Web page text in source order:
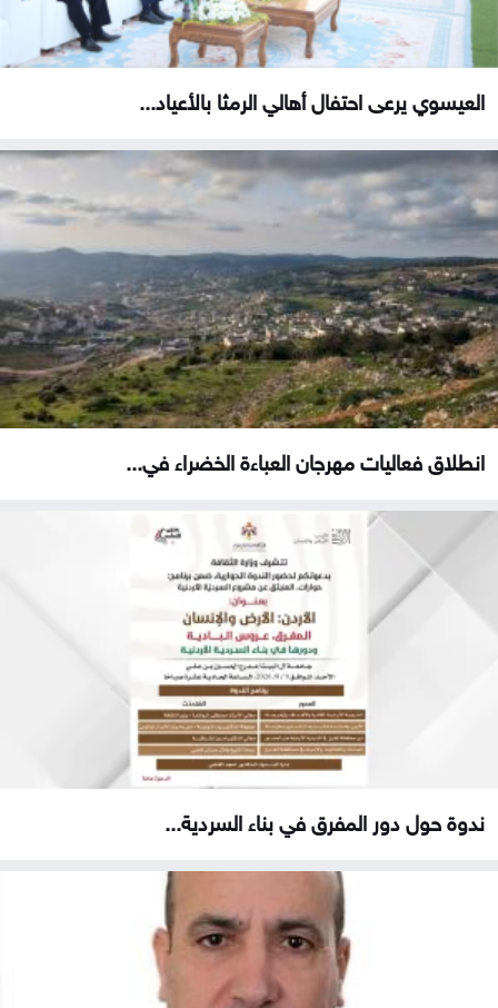
العيسوي يرعى احتفال أهالي الرمثا بالأعياد...
انطلاق فعاليات مهرجان العباءة الخضراء في...
ندوة حول دور المفرق في بناء السردية...